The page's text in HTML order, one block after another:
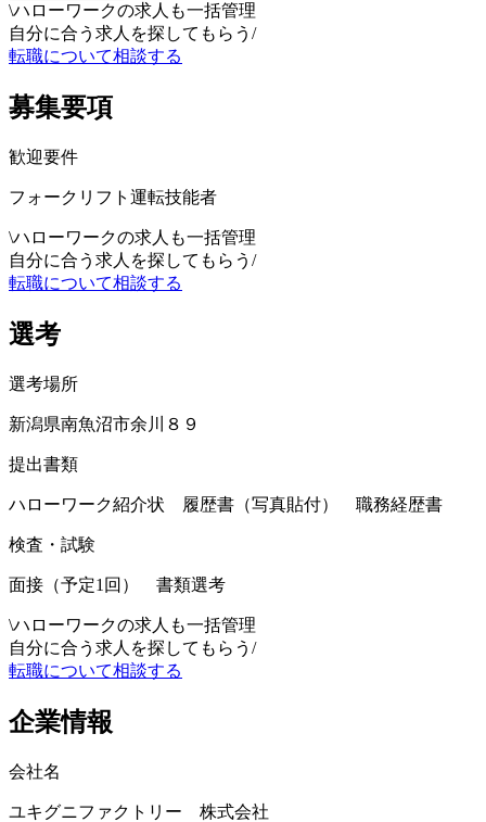
\ハローワークの求人も一括管理
自分に合う求人を探してもらう /
転職について相談する
募集要項
歓迎要件
フォークリフト運転技能者
\ハローワークの求人も一括管理
自分に合う求人を探してもらう /
転職について相談する
選考
選考場所
新潟県南魚沼市余川８９
提出書類
ハローワーク紹介状 履歴書（写真貼付） 職務経歴書
検査・試験
面接（予定1回） 書類選考
\ハローワークの求人も一括管理
自分に合う求人を探してもらう /
転職について相談する
企業情報
会社名
ユキグニファクトリー 株式会社